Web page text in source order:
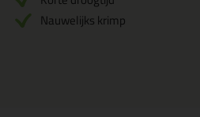
Nauwelijks krimp